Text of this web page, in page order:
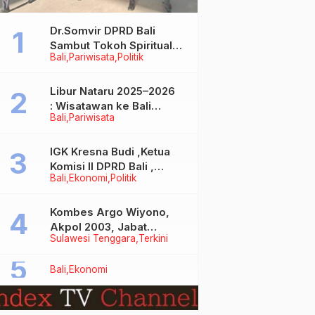
Bali Pariwisata Politik
Dr.Somvir DPRD Bali
Sambut Tokoh Spiritual
India Baba Bageshwar
Bali Pariwisata
Libur Nataru 2025–2026
: Wisatawan ke Bali
Meningkat, Isu Penurunan
Bali Ekonomi Politik
IGK Kresna Budi ,Ketua
Komisi II DPRD Bali ,
Angkat Bicara Soal
Bersubsidi Jenis Solar
Sulawesi Tenggara Terkini
Kombes Argo Wiyono,
Akpol 2003, Jabat
Dirlantas Polda Sultra
Bali Ekonomi